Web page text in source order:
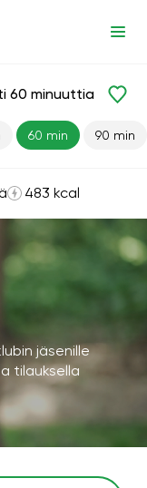
60 minuuttia
60 min 90 min
483 kcal
jäsenille
tilauksella